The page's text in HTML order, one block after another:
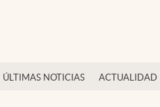
ÚLTIMAS NOTICIAS ACTUALIDAD
Actualidad